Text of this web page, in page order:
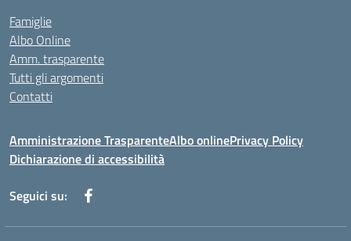
Famiglie
Albo Online
Amm. trasparente
Tutti gli argomenti
Contatti
Amministrazione TrasparenteAlbo onlinePrivacy Policy
Dichiarazione di accessibilità
Seguici su: